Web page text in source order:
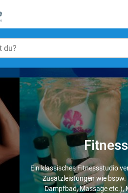
Ein klassisches Fitnessstudio
Zusatzleistungen wie
Dampfbad, Massage etc.),